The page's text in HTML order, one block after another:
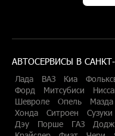
АВТОСЕРВИСЫ В
Лада ВАЗ Киа
Форд
Митсубиси
Шевроле
Опель Мазда
Хонда
Ситроен Сузуки
Дэу
Порше ГАЗ Додж